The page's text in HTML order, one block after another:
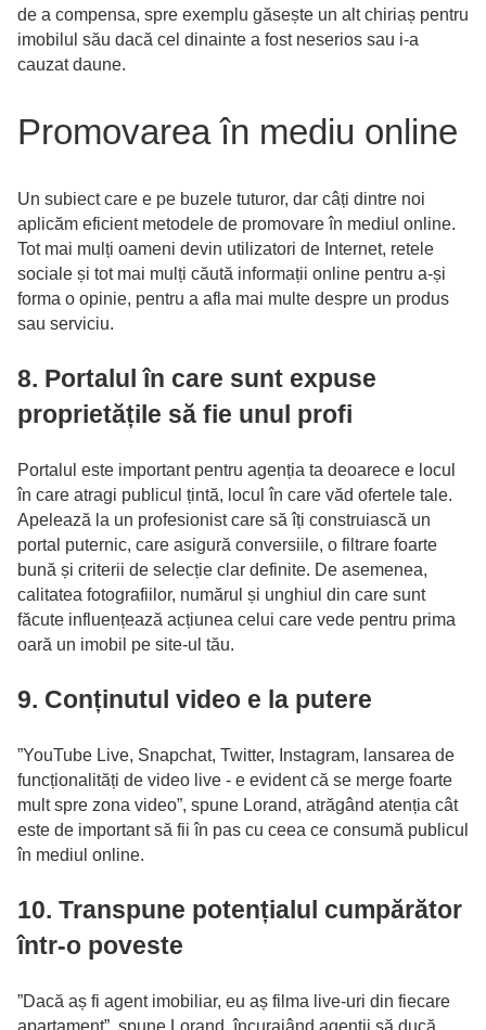
de a compensa, spre exemplu găsește un alt chiriaș pentru
imobilul său dacă cel dinainte a fost neserios sau i-a
cauzat daune.
Promovarea în mediu online
Un subiect care e pe buzele tuturor, dar câți dintre noi
aplicăm eficient metodele de promovare în mediul online.
Tot mai mulți oameni devin utilizatori de Internet, retele
sociale și tot mai mulți căută informații online pentru a-și
forma o opinie, pentru a afla mai multe despre un produs
sau serviciu.
8. Portalul în care sunt expuse
proprietățile să fie unul profi
Portalul este important pentru agenția ta deoarece e locul
în care atragi publicul țintă, locul în care văd ofertele tale.
Apelează la un profesionist care să îți construiască un
portal puternic, care asigură conversiile, o filtrare foarte
bună și criterii de selecție clar definite. De asemenea,
calitatea fotografiilor, numărul și unghiul din care sunt
făcute influențează acțiunea celui care vede pentru prima
oară un imobil pe site-ul tău.
9. Conținutul video e la putere
”YouTube Live, Snapchat, Twitter, Instagram, lansarea de
funcționalități de video live - e evident că se merge foarte
mult spre zona video”, spune Lorand, atrăgând atenția cât
este de important să fii în pas cu ceea ce consumă publicul
în mediul online.
10. Transpune potențialul cumpărător
într-o poveste
”Dacă aș fi agent imobiliar, eu aș filma live-uri din fiecare